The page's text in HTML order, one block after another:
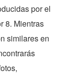
por el
8. Mientras
similares en